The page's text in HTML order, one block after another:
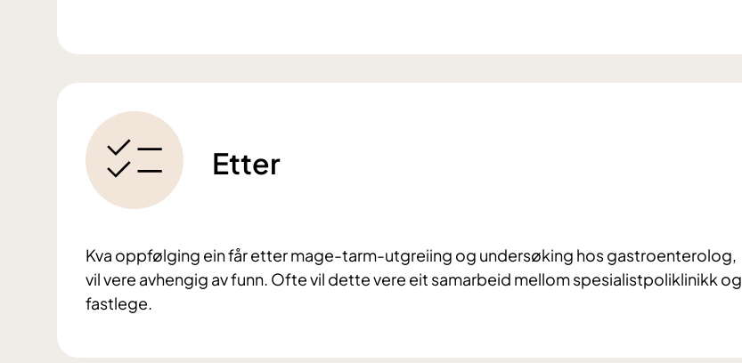
Etter
Kva oppfølging ein får etter mage-tarm-utgreiing og undersøking hos gastroenterolog,
vil vere avhengig av funn. Ofte vil dette vere eit samarbeid mellom spesialistpoliklinikk og
fastlege.